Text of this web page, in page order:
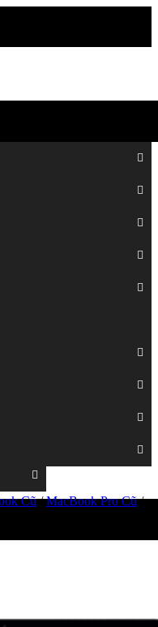
Cũ/MacBook Pro Cũ/
– (Core i7/Ram